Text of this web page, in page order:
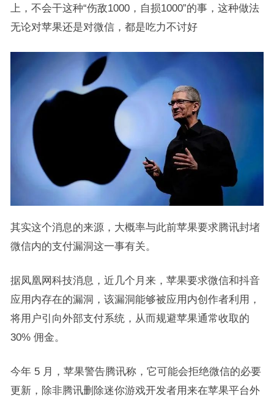
上，不会干这种“伤敌1000，自损1000”的事，这种做法
无论对苹果还是对微信，都是吃力不讨好
其实这个消息的来源，大概率与此前苹果要求腾讯封堵
微信内的支付漏洞这一事有关。
据凤凰网科技消息，近几个月来，苹果要求微信和抖音
应用内存在的漏洞，该漏洞能够被应用内创作者利用，
将用户引向外部支付系统，从而规避苹果通常收取的
30% 佣金。
今年 5 月，苹果警告腾讯称，它可能会拒绝微信的必要
更新，除非腾讯删除迷你游戏开发者用来在苹果平台外